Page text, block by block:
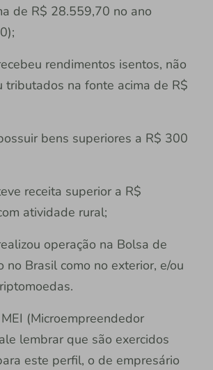
de R$ 28.559,70 no ano
rendimentos isentos, não
tributados na fonte acima de R$
bens superiores a R$ 300
receita superior a R$
atividade rural;
operação na Bolsa de
no Brasil como no exterior, e/ou
(Microempreendedor
lembrar que são exercidos
este perfil, o de empresário